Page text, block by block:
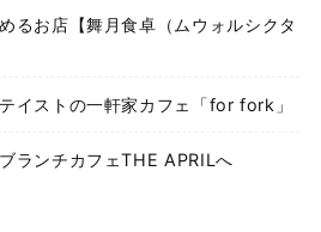
るお店【舞月食卓（ムウォルシクタ
イストの一軒家カフェ「for fork」
ランチカフェTHE APRILへ